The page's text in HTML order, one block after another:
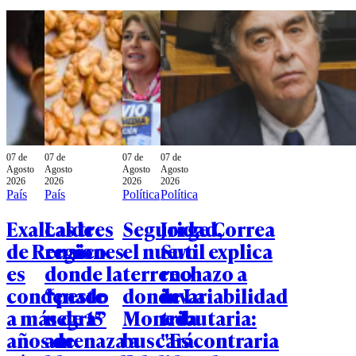
07 de
Agosto
2026
País
Exalcalde
de Renaico
es
condenado
a más de 15
años de
07 de
Agosto
2026
País
Las tres
regiones
donde la
“peste
negra”
amenaza a
07 de
Agosto
2026
Política
Seguridad,
el nuevo
terreno
donde La
Moneda
buscará
07 de
Agosto
2026
Política
Jorge Correa
Sutil explica
rechazo a
invariabilidad
tributaria:
"Es contraria